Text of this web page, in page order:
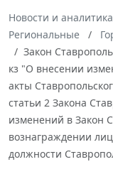
Новости и аналитика
Региональные
Закон
кз "О внесении
акты
статьи 2 Закона
изменений в Закон
вознаграждении
должности